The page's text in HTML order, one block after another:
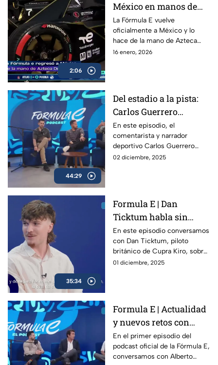
2:06
México en manos de
Azteca Deportes |
Fórmula E
La Fórmula E vuelve
oficialmente a México y lo
hace de la mano de Azteca
Deportes, devolviendo al país
16 enero, 2026
44:29
Del estadio a la pista:
Carlos Guerrero
'Warrior' y la nueva era
de Fórmula E | Podcast
de Fórmula E
En este episodio, el
comentarista y narrador
deportivo Carlos Guerrero
‘Warrior’ cambia el estadio por
02 diciembre, 2025
35:34
Formula E | Dan
Ticktum habla sin
filtros sobre la Formula
E y su futuro
En este episodio conversamos
con Dan Ticktum, piloto
británico de Cupra Kiro, sobre
su visión de la Fórmula E, los
01 diciembre, 2025
Formula E | Actualidad
y nuevos retos con
Alberto Longo
En el primer episodio del
podcast oficial de la Fórmula E,
conversamos con Alberto